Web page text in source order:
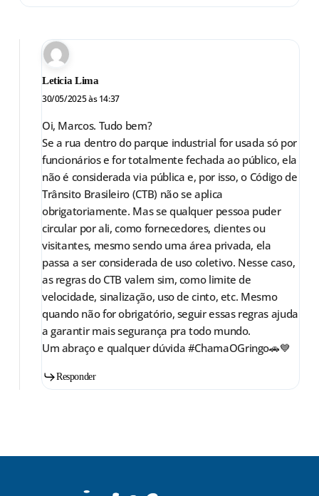
Leticia Lima
30/05/2025 às 14:37
Oi, Marcos. Tudo bem?
Se a rua dentro do parque industrial for usada só por
funcionários e for totalmente fechada ao público, ela
não é considerada via pública e, por isso, o Código de
Trânsito Brasileiro (CTB) não se aplica
obrigatoriamente. Mas se qualquer pessoa puder
circular por ali, como fornecedores, clientes ou
visitantes, mesmo sendo uma área privada, ela
passa a ser considerada de uso coletivo. Nesse caso,
as regras do CTB valem sim, como limite de
velocidade, sinalização, uso de cinto, etc. Mesmo
quando não for obrigatório, seguir essas regras ajuda
a garantir mais segurança pra todo mundo.
Um abraço e qualquer dúvida #ChamaOGringo🚗💙
Responder